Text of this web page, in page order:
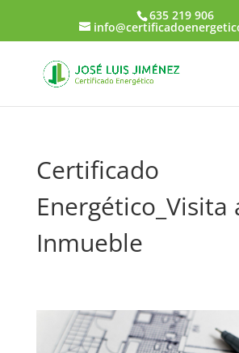
635 219 906
Certificado
Energético_Visita
Inmueble